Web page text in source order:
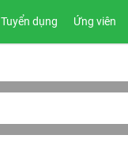
Tuyển dụng Ứng viên